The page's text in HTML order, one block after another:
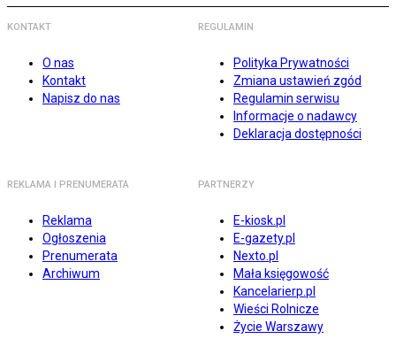
KONTAKT
O nas
Kontakt
Napisz do nas
REGULAMIN
Polityka Prywatności
Zmiana ustawień zgód
Regulamin serwisu
Informacje o nadawcy
Deklaracja dostępności
REKLAMA I PRENUMERATA
Reklama
Ogłoszenia
Prenumerata
Archiwum
PARTNERZY
E-kiosk.pl
E-gazety.pl
Nexto.pl
Mała księgowość
Kancelarierp.pl
Wieści Rolnicze
Życie Warszawy